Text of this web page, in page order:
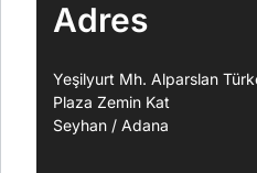
Adres
Yeşilyurt Mh. Alparslan
Plaza Zemin Kat
Seyhan / Adana